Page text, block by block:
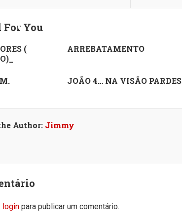
For You
(
ARREBATAMENTO
JOÃO 4… NA VISÃO PARDES
Author: Jimmy
login para publicar um comentário.